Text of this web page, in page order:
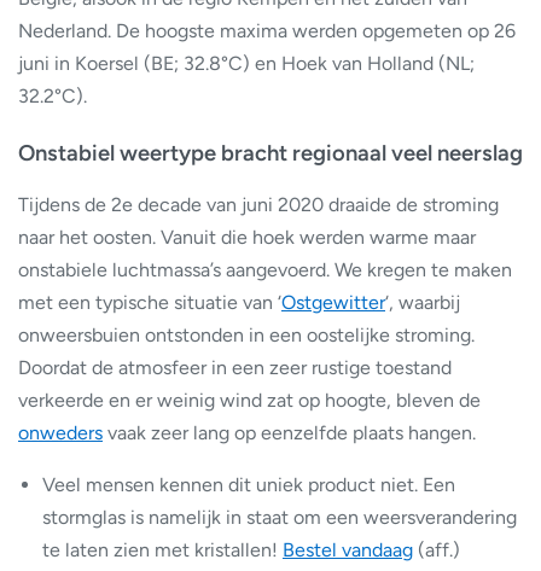
Nederland. De hoogste maxima werden opgemeten op 26
juni in Koersel (BE; 32.8°C) en Hoek van Holland (NL;
32.2°C).
Onstabiel weertype bracht regionaal veel neerslag
Tijdens de 2e decade van juni 2020 draaide de stroming
naar het oosten. Vanuit die hoek werden warme maar
onstabiele luchtmassa’s aangevoerd. We kregen te maken
met een typische situatie van ‘Ostgewitter‘, waarbij
onweersbuien ontstonden in een oostelijke stroming.
Doordat de atmosfeer in een zeer rustige toestand
verkeerde en er weinig wind zat op hoogte, bleven de
onweders vaak zeer lang op eenzelfde plaats hangen.
Veel mensen kennen dit uniek product niet. Een
stormglas is namelijk in staat om een weersverandering
te laten zien met kristallen! Bestel vandaag (aff.)